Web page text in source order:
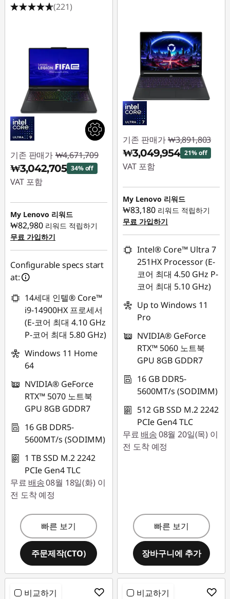
(221)
기존 판매가 ₩4,671,709
₩3,042,705 34% off
VAT 포함
즉시 할인: :-
₩1,629,004
My Lenovo 리워드
₩82,980 리워드 적립하기
무료 가입하기
Configurable specs start
at:
14세대 인텔® Core™
i9-14900HX 프로세서
(E-코어 최대 4.10 GHz
P-코어 최대 5.80 GHz)
Windows 11 Home
64
NVIDIA® GeForce
RTX™ 5070 노트북
GPU 8GB GDDR7
16 GB DDR5-
5600MT/s (SODIMM)
1 TB SSD M.2 2242
PCIe Gen4 TLC
무료 배송08월 18일(화) 이
전 도착 예정
빠른 보기
주문제작(CTO)
기존 판매가 ₩3,891,803
₩3,049,954 21% off
VAT 포함
즉시 할인: :-
₩841,849
My Lenovo 리워드
₩83,180 리워드 적립하기
무료 가입하기
Intel® Core™ Ultra 7
251HX Processor (E-
코어 최대 4.50 GHz P-
코어 최대 5.10 GHz)
Up to Windows 11
Pro
NVIDIA® GeForce
RTX™ 5060 노트북
GPU 8GB GDDR7
16 GB DDR5-
5600MT/s (SODIMM)
512 GB SSD M.2 2242
PCIe Gen4 TLC
무료 배송08월 20일(목) 이
전 도착 예정
빠른 보기
장바구니에 추가
비교하기 비교하기